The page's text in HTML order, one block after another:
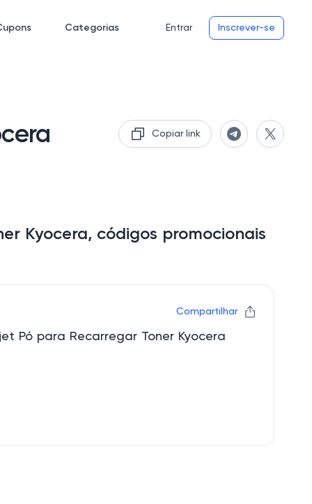
Categorias Entrar Inscrever-se
Copiar link
Kyocera, códigos promocionais
Compartilhar
Pó para Recarregar Toner Kyocera